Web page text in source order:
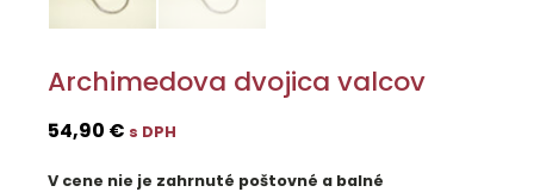
Archimedova dvojica valcov
54,90 € s DPH
V cene nie je zahrnuté poštovné a balné